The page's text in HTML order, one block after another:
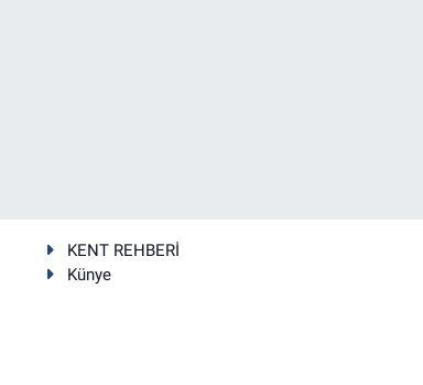
KENT REHBERİ
Künye